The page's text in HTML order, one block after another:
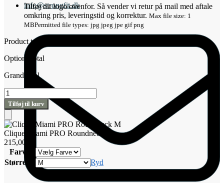
info@strongfit.dk
Tilføj dit logo ovenfor. Så vender vi retur på mail med aftale
omkring pris, leveringstid og korrektur. Max file size: 1
MBPermitted file types: jpg jpeg jpe gif png
Product total
Options total
Grand total
Clique
Miami
PRO
Roundneck
M
antal
Tilføj til kurv
Tilføj
til
kurv
Clique Miami PRO Roundneck M
215,00
Farve
Størrelse
Ryd